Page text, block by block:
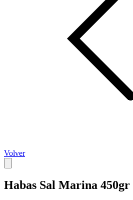
Volver
Habas Sal Marina 450gr